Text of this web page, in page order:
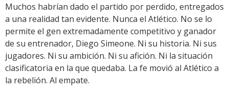
Muchos habrían dado el partido por perdido, entregados
a una realidad tan evidente. Nunca el Atlético. No se lo
permite el gen extremadamente competitivo y ganador
de su entrenador, Diego Simeone. Ni su historia. Ni sus
jugadores. Ni su ambición. Ni su afición. Ni la situación
clasificatoria en la que quedaba. La fe movió al Atlético a
la rebelión. Al empate.